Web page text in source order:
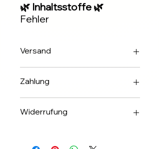
🌿 Inhaltsstoffe 🌿
Fehler
Versand
Zahlung
✅Banküberweisung
Widerrufung